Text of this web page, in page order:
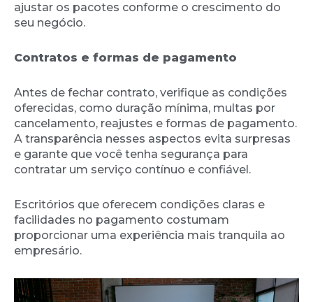
ajustar os pacotes conforme o crescimento do
seu negócio.
Contratos e formas de pagamento
Antes de fechar contrato, verifique as condições
oferecidas, como duração mínima, multas por
cancelamento, reajustes e formas de pagamento.
A transparência nesses aspectos evita surpresas
e garante que você tenha segurança para
contratar um serviço contínuo e confiável.
Escritórios que oferecem condições claras e
facilidades no pagamento costumam
proporcionar uma experiência mais tranquila ao
empresário.